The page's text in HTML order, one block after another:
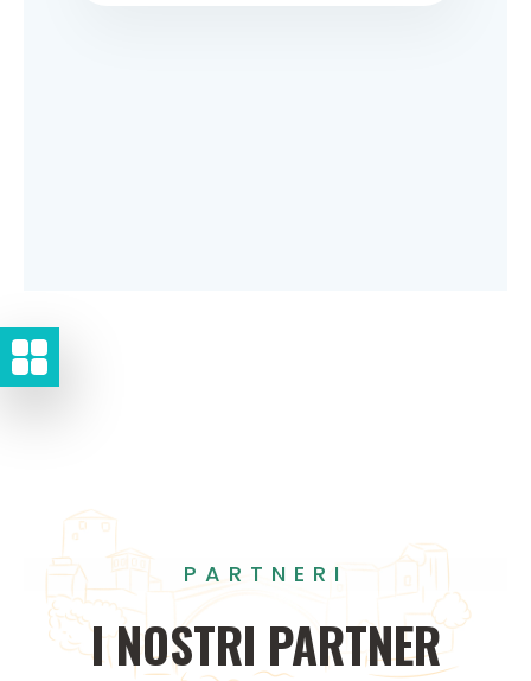
PARTNERI
INOSTRI PARTNER